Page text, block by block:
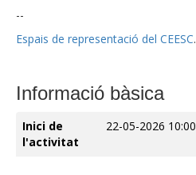
--
Espais de representació del CEESC.
Informació bàsica
Inici de
l'activitat
22-05-2026 10:00